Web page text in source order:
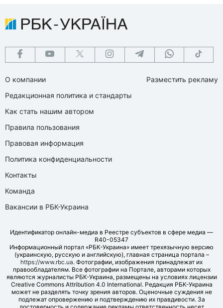
О компании
Редакционная политика и стандарты
Как стать нашим автором
Правила пользования
Правовая информация
Политика конфиденциальности
Контакты
Команда
Вакансии в РБК-Украина
Разместить рекламу
Идентификатор онлайн-медиа в Реестре субъектов в сфере медиа —
R40-05347
Информационный портал «РБК-Украина» имеет трехязычную версию
(украинскую, русскую и английскую), главная страница портала –
https://www.rbc.ua. Фотографии, изображения принадлежат их
правообладателям. Все фотографии на Портале, авторами которых
являются журналисты РБК-Украина, размещены на условиях лицензии
Creative Commons Attribution 4.0 International. Редакция РБК-Украина
может не разделять точку зрения авторов. Оценочные суждения не
подлежат опровержению и подтверждению их правдивости. За